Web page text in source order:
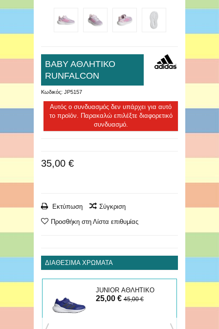
ΒΑΒΥ ΑΘΛΗΤΙΚΟ
RUNFALCON
Κωδικός: JP5157
Αυτός ο συνδυασμός δεν υπάρχει για αυτό
το προϊόν. Παρακαλώ επιλέξτε διαφορετικό
συνδυασμό.
35,00 €
Εκτύπωση Σύγκριση
Προσθήκη στη Λίστα επιθυμίας
ΔΙΑΘΈΣΙΜΑ ΧΡΏΜΑΤΑ
JUNIOR ΑΘΛΗΤΙΚΟ
RUNFALCON
25,00 €45,00 €